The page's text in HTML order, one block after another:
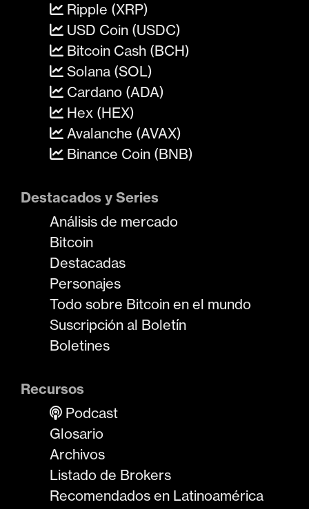
Ripple (XRP)
USD Coin (USDC)
Bitcoin Cash (BCH)
Solana (SOL)
Cardano (ADA)
Hex (HEX)
Avalanche (AVAX)
Binance Coin (BNB)
Destacados y Series
Análisis de mercado
Bitcoin
Destacadas
Personajes
Todo sobre Bitcoin en el mundo
Suscripción al Boletín
Boletines
Recursos
Podcast
Glosario
Archivos
Listado de Brokers
Recomendados en Latinoamérica